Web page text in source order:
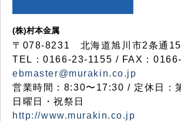
(株)村本金属
〒078-8231 北海道旭川市2条通15
TEL：0166-23-1155 / FAX：
ebmaster@murakin.co.jp
営業時間：8:30〜17:30 / 定休日：
日曜日・祝祭日
http://www.murakin.co.jp